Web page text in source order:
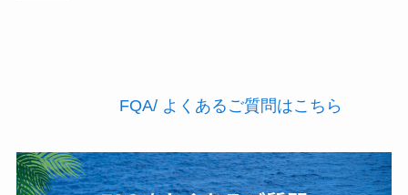
FQA/ よくあるご質問はこちら